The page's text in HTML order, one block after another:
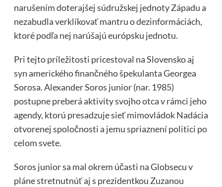
narušením doterajšej súdružskej jednoty Západu a
nezabudla verklíkovať mantru o dezinformáciách,
ktoré podľa nej narúšajú európsku jednotu.
Pri tejto príležitosti pricestoval na Slovensko aj
syn amerického finančného špekulanta Georgea
Sorosa. Alexander Soros junior (nar. 1985)
postupne preberá aktivity svojho otca v rámci jeho
agendy, ktorú presadzuje sieť mimovládok Nadácia
otvorenej spoločnosti a jemu spriaznení politici po
celom svete.
Soros junior sa mal okrem účasti na Globsecu v
pláne stretnutnúť aj s prezidentkou Zuzanou